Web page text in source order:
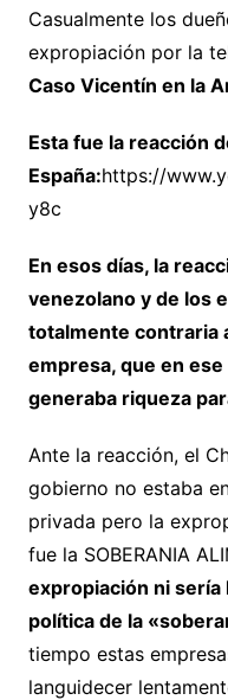
Casualmente los
expropiación por la
Caso Vicentín en la
Esta fue la reacción
España:https://
y8c
En esos días, la
venezolano y de los
totalmente contraria
empresa, que en
generaba riqueza
Ante la reacción, el
gobierno no estaba
privada pero la
fue la SOBERANIA
expropiación ni sería
política de la
tiempo estas
languidecer